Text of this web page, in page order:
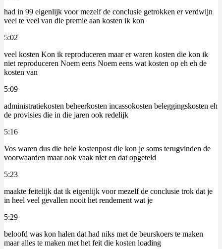
had in 99 eigenlijk voor mezelf de conclusie getrokken er verdwijn
veel te veel van die premie aan kosten ik kon
5:02
veel kosten Kon ik reproduceren maar er waren kosten die kon ik
niet reproduceren Noem eens Noem eens wat kosten op eh eh de
kosten van
5:09
administratiekosten beheerkosten incassokosten beleggingskosten eh
de provisies die in die jaren ook redelijk
5:16
Vos waren dus die hele kostenpost die kon je soms terugvinden de
voorwaarden maar ook vaak niet en dat opgeteld
5:23
maakte feitelijk dat ik eigenlijk voor mezelf de conclusie trok dat je
in heel veel gevallen nooit het rendement wat je
5:29
beloofd was kon halen dat had niks met de beurskoers te maken
maar alles te maken met het feit die kosten loading